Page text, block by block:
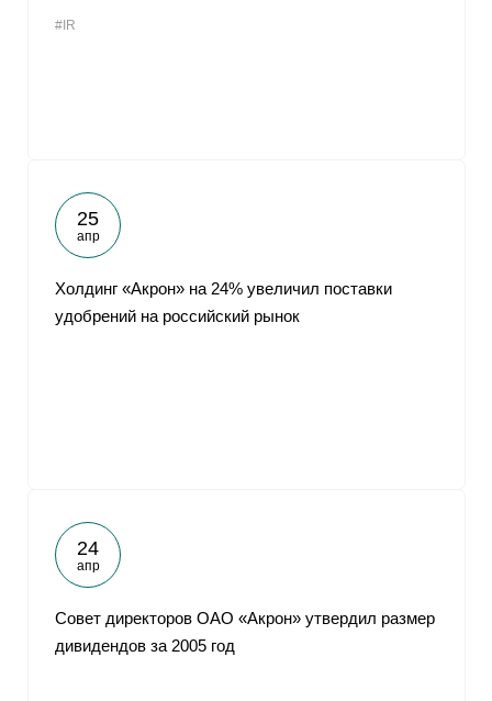
#IR
25
апр
Холдинг «Акрон» на 24% увеличил поставки
удобрений на российский рынок
24
апр
Совет директоров ОАО «Акрон» утвердил размер
дивидендов за 2005 год